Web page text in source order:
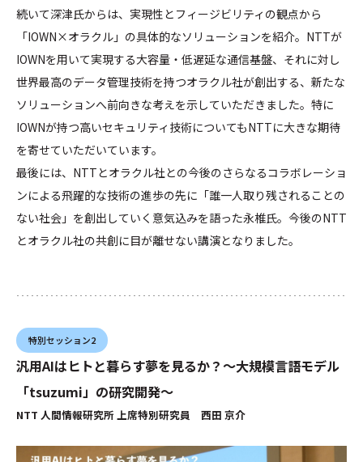
続いて深津氏からは、実現性とフィージビリティの観点から
「IOWN×オラクル」の具体的なソリューションを紹介。NTTが
IOWNを用いて実現する大容量・低遅延な通信基盤、それに対し
世界最高のデータ管理技術を持つオラクル社が創出する、新たな
ソリューションへ前向きな考えを示していただきました。特に
IOWNが持つ高いセキュリティ技術についてもNTTに大きな期待
を寄せていただいています。
最後には、NTTとオラクル社との今後のさらなるコラボレーショ
ンによる飛躍的な技術の進歩の先に「誰一人取り残されることの
ない社会」を創出していく意気込みを語った永椎氏。今後のNTT
とオラクル社の共創に目が離せない講演となりました。
特別セッション2
汎用AIはヒトと暮らす夢を見るか？～大規模言語モデル
「tsuzumi」の研究開発～
NTT 人間情報研究所 上席特別研究員 西田 京介